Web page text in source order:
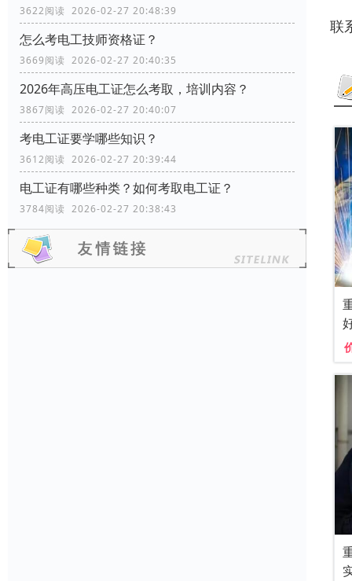
3622阅读 2026-02-27 20:48:39
怎么考电工技师资格证？
3669阅读 2026-02-27 20:40:35
2026年高压电工证怎么考取，培训内容？
3867阅读 2026-02-27 20:40:07
考电工证要学哪些知识？
3612阅读 2026-02-27 20:39:44
电工证有哪些种类？如何考取电工证？
3784阅读 2026-02-27 20:38:43
联